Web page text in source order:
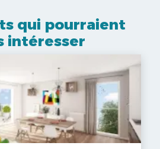
qui pourraient
intéresser